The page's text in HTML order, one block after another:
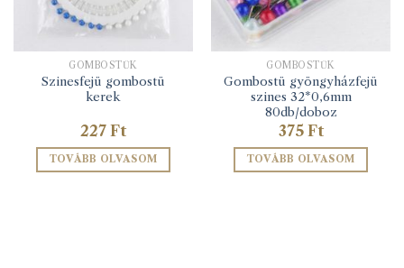
GOMBOSTŰK
Szinesfejü gombostü
kerek
227 Ft
TOVÁBB OLVASOM
GOMBOSTŰK
Gombostü gyöngyházfejü
szines 32*0,6mm
80db/doboz
375 Ft
TOVÁBB OLVASOM